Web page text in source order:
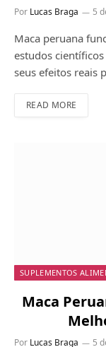
Por Lucas Braga 5
Maca peruana
estudos
seus efeitos reais
READ MORE
SUPLEMENTOS
Maca
Por Lucas Braga 5